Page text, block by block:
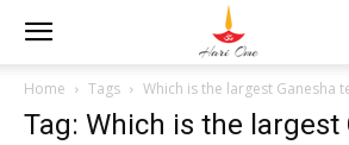
Home Tags Which is the largest Ganesha
Tag: Which is the largest